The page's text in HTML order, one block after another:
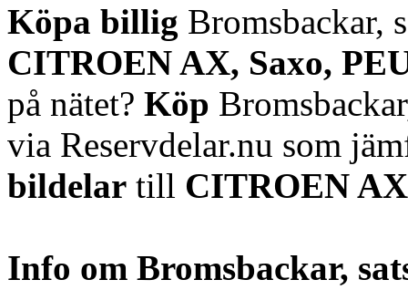
Köpa billig Bromsbackar,
CITROEN AX, Saxo,
på nätet? Köp
via Reservdelar.nu som
bildelar till CITROEN
Info om Bromsbackar,